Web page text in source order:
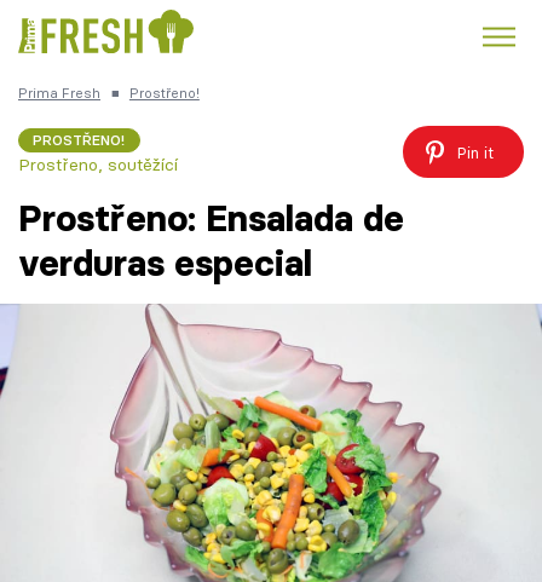
Česká kuchyně
Recepty
Články
TV Program
Škola vaření
Prima Fresh ■ Prostřeno!
PROSTŘENO!
Prostřeno, soutěžící
Pin it
Prostřeno: Ensalada de
verduras especial